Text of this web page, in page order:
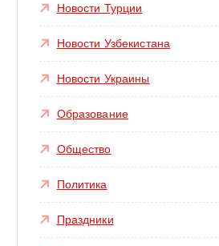
Новости Турции
Новости Узбекистана
Новости Украины
Образование
Общество
Политика
Праздники